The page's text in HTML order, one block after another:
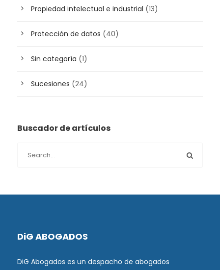
Propiedad intelectual e industrial (13)
Protección de datos (40)
Sin categoría (1)
Sucesiones (24)
Buscador de artículos
DiG ABOGADOS
DiG Abogados es un despacho de abogados